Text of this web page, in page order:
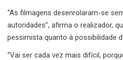
“As filmagens desenrolaram-se
autoridades”, afirma o realizador,
pessimista quanto à possibilidade
“Vai ser cada vez mais difícil,